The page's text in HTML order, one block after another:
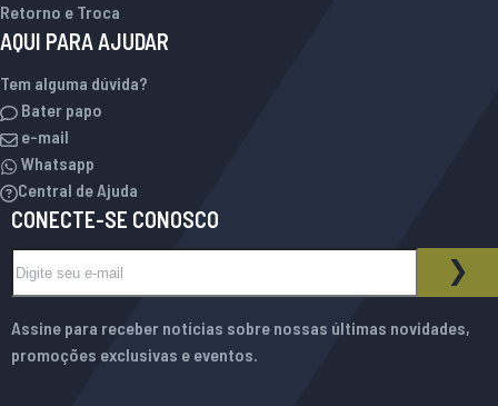
Retorno e Troca
AQUI PARA AJUDAR
Tem alguma dúvida?
Bater papo
e-mail
Whatsapp
Central de Ajuda
CONECTE-SE CONOSCO
BOLETIM INFORMATIVO
Assine para receber notícias sobre nossas últimas novidades,
promoções exclusivas e eventos.